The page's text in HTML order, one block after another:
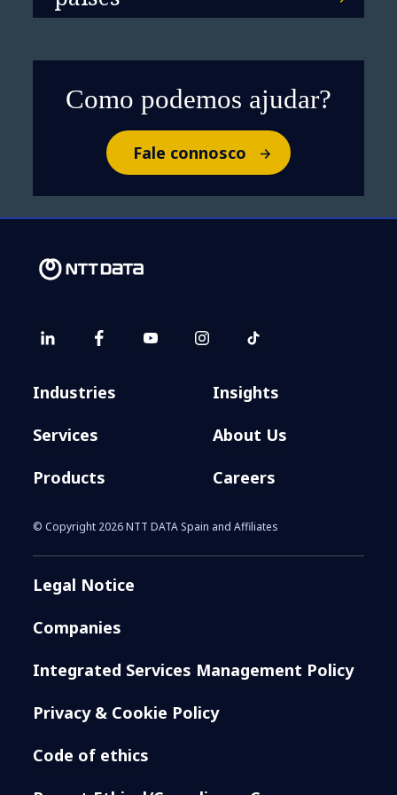
Como podemos ajudar?
Fale connosco
Industries
Services
Products
Insights
About Us
Careers
© Copyright 2026 NTT DATA Spain and Affiliates
Legal Notice
Companies
Integrated Services Management Policy
Privacy & Cookie Policy
Code of ethics